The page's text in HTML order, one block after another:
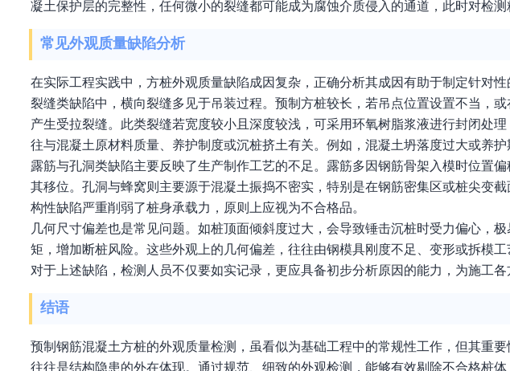
凝土保护层的完整性，任何微小的裂缝都可能成为腐蚀介质侵入的通道，此时对检测
常见外观质量缺陷分析
在实际工程实践中，方桩外观质量缺陷成因复杂，正确分析其成因有助于制定针对性
裂缝类缺陷中，横向裂缝多见于吊装过程。预制方桩较长，若吊点位置设置不当，
产生受拉裂缝。此类裂缝若宽度较小且深度较浅，可采用环氧树脂浆液进行封闭处
往与混凝土原材料质量、养护制度或沉桩挤土有关。例如，混凝土坍落度过大或养
露筋与孔洞类缺陷主要反映了生产制作工艺的不足。露筋多因钢筋骨架入模时位置
其移位。孔洞与蜂窝则主要源于混凝土振捣不密实，特别是在钢筋密集区或桩尖变
构性缺陷严重削弱了桩身承载力，原则上应视为不合格品。
几何尺寸偏差也是常见问题。如桩顶面倾斜度过大，会导致锤击沉桩时受力偏心，
矩，增加断桩风险。这些外观上的几何偏差，往往由钢模具刚度不足、变形或拆模工
对于上述缺陷，检测人员不仅要如实记录，更应具备初步分析原因的能力，为施工
结语
预制钢筋混凝土方桩的外观质量检测，虽看似为基础工程中的常规性工作，但其重
往往是结构隐患的外在体现。通过规范、细致的外观检测，能够有效剔除不合格桩体